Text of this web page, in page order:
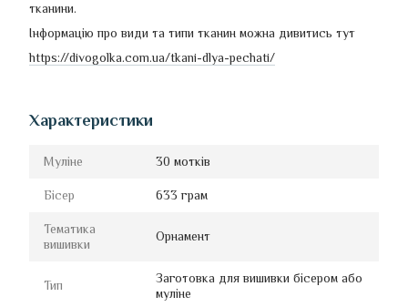
тканини.
Інформацію про види та типи тканин можна дивитись тут
https://divogolka.com.ua/tkani-dlya-pechati/
Характеристики
Муліне 30 мотків
Бісер 633 грам
Тематика
вишивки
Орнамент
Тип
Заготовка для вишивки бісером або
муліне